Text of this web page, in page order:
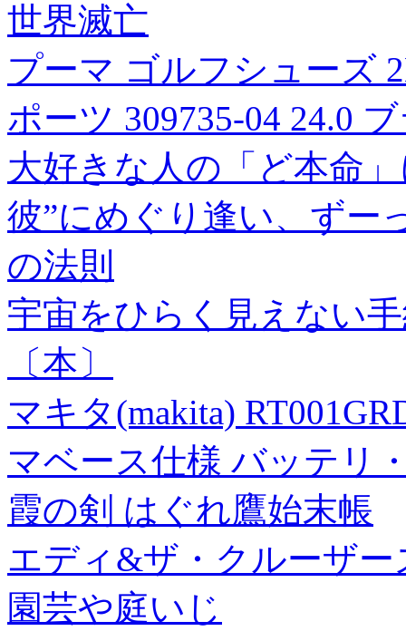
世界滅亡
プーマ ゴルフシューズ
ポーツ 309735-04 24.0
大好きな人の「ど本命
彼”にめぐり逢い、ずー
の法則
宇宙をひらく見えない
〔本〕
マキタ(makita)
マベース仕様 バッテリ
霞の剣 はぐれ鷹始末帳
エディ&ザ・クルーザー
園芸や庭いじ